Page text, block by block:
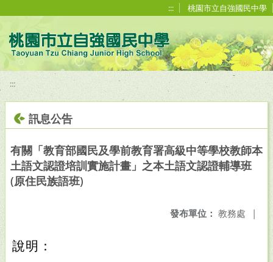
::: 桃園市立自強國民中學
:::
訊息公告
有關「教育部國民及學前教育署高級中等學校教師本
土語文認證培訓實施計畫」之本土語文認證輔導班
(原住民族語班)
發布單位： 教務處 |
說明：